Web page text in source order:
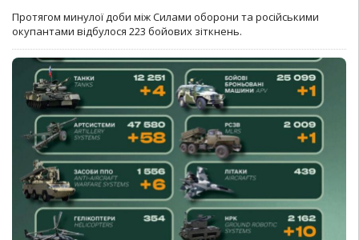
Протягом минулої доби між Силами оборони та російськими
окупантами відбулося 223 бойових зіткнень.